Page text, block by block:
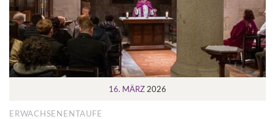
16. MÄRZ 2026
ERWACHSENENTAUFE